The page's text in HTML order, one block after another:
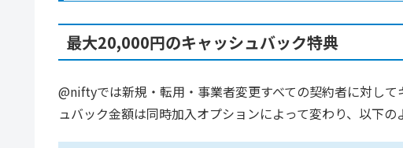
最大20,000円のキャッシュバック特典
@niftyでは新規・転用・事業者変更すべての契約者に対し
ュバック金額は同時加入オプションによって変わり、以下の